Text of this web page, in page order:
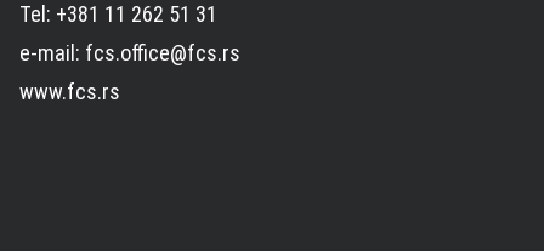
Tel: +381 11 262 51 31
e-mail: fcs.office@fcs.rs
www.fcs.rs